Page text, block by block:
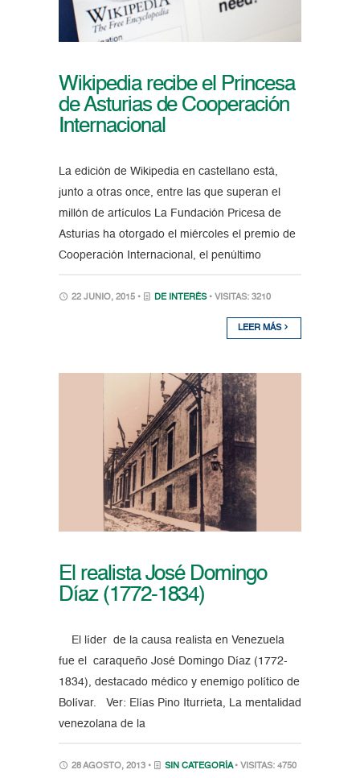
Wikipedia recibe el Princesa
de Asturias de Cooperación
Internacional
La edición de Wikipedia en castellano está,
junto a otras once, entre las que superan el
millón de artículos La Fundación Pricesa de
Asturias ha otorgado el miércoles el premio de
Cooperación Internacional, el penúltimo
22 JUNIO, 2015 • DE INTERÉS • VISITAS: 3210
LEER MÁS
El realista José Domingo
Díaz (1772-1834)
El líder de la causa realista en Venezuela
fue el caraqueño José Domingo Díaz (1772-
1834), destacado médico y enemigo político de
Bolívar. Ver: Elías Pino Iturrieta, La mentalidad
venezolana de la
28 AGOSTO, 2013 • SIN CATEGORÍA • VISITAS: 4750